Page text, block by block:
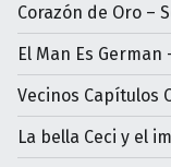
Corazón de Oro –
El Man Es
Vecinos Capítulos
La bella Ceci y el